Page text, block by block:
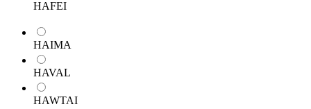
HAFEI
HAIMA
HAVAL
HAWTAI